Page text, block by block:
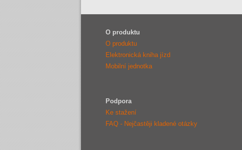
O produktu
O produktu
Elektronická kniha jízd
Mobilní jednotka
Podpora
Ke stažení
FAQ - Nejčastěji kladené otázky